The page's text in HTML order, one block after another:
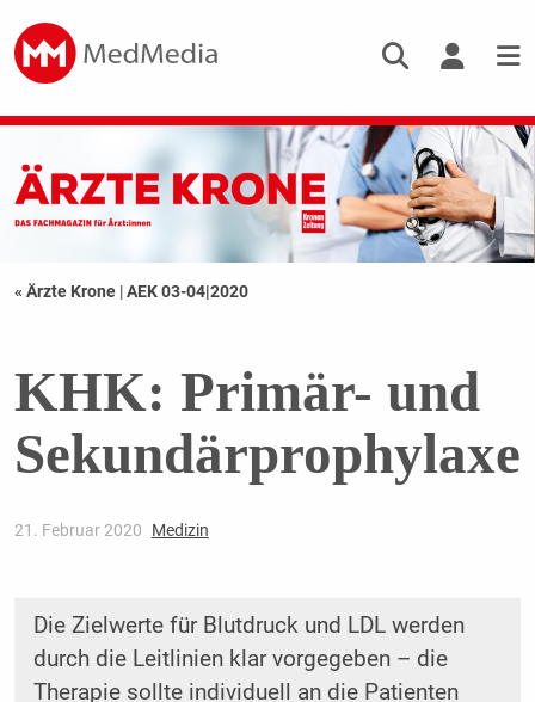
« Ärzte Krone |AEK 03-04|2020
KHK: Primär- und
Sekundärprophylaxe
21. Februar 2020 Medizin
Die Zielwerte für Blutdruck und LDL werden
durch die Leitlinien klar vorgegeben – die
Therapie sollte individuell an die Patienten